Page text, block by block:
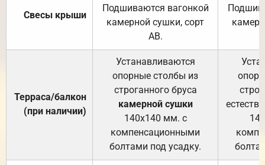
Свесы крыши
Подшиваются вагонкой
камерной сушки, сорт
АВ.
Терраса/балкон
(при наличии)
Устанавливаются
опорные столбы из
строганного бруса
камерной сушки
140х140 мм. с
компенсационными
болтами под усадку.